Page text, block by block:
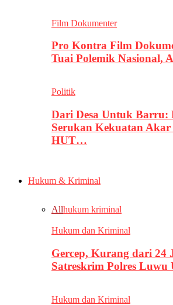
Film Dokumenter
Pro Kontra Film
Tuai Polemik Nasional,
Politik
Dari Desa Untuk Barru:
Serukan Kekuatan
HUT…
Hukum & Kriminal
Allhukum kriminal
Hukum dan Kriminal
Gercep, Kurang dari 24
Satreskrim Polres
Hukum dan Kriminal